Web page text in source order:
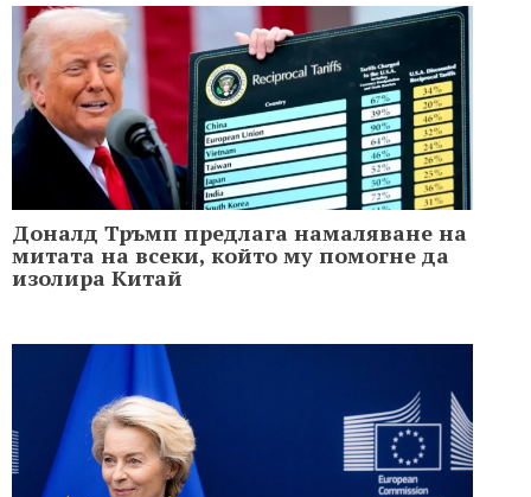
Доналд Тръмп предлага намаляване на
митата на всеки, който му помогне да
изолира Китай